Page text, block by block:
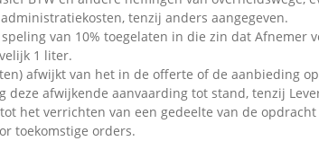
tenzij anders aangegeven.
van 10% toegelaten in die zin dat
1 liter.
afwijkt van het in de offerte of de aanbieding
afwijkende aanvaarding tot stand, tenzij
het verrichten van een gedeelte van de
toekomstige orders.